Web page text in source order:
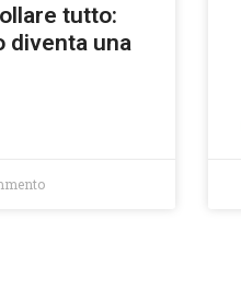
tutto:
diventa una